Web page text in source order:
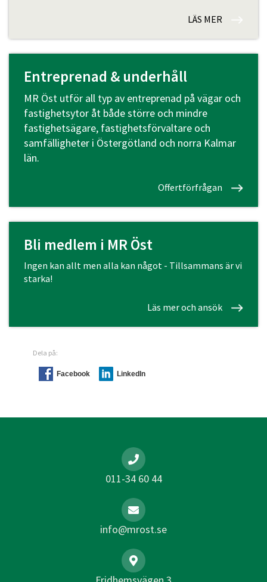
LÄS MER
Entreprenad & underhåll
MR Öst utför all typ av entreprenad på vägar och
fastighetsytor åt både större och mindre
fastighetsägare, fastighetsförvaltare och
samfälligheter i Östergötland och norra Kalmar
län.
Offertförfrågan
Bli medlem i MR Öst
Ingen kan allt men alla kan något - Tillsammans är vi
starka!
Läs mer och ansök
Dela på:
Facebook LinkedIn
011-34 60 44
info@mrost.se